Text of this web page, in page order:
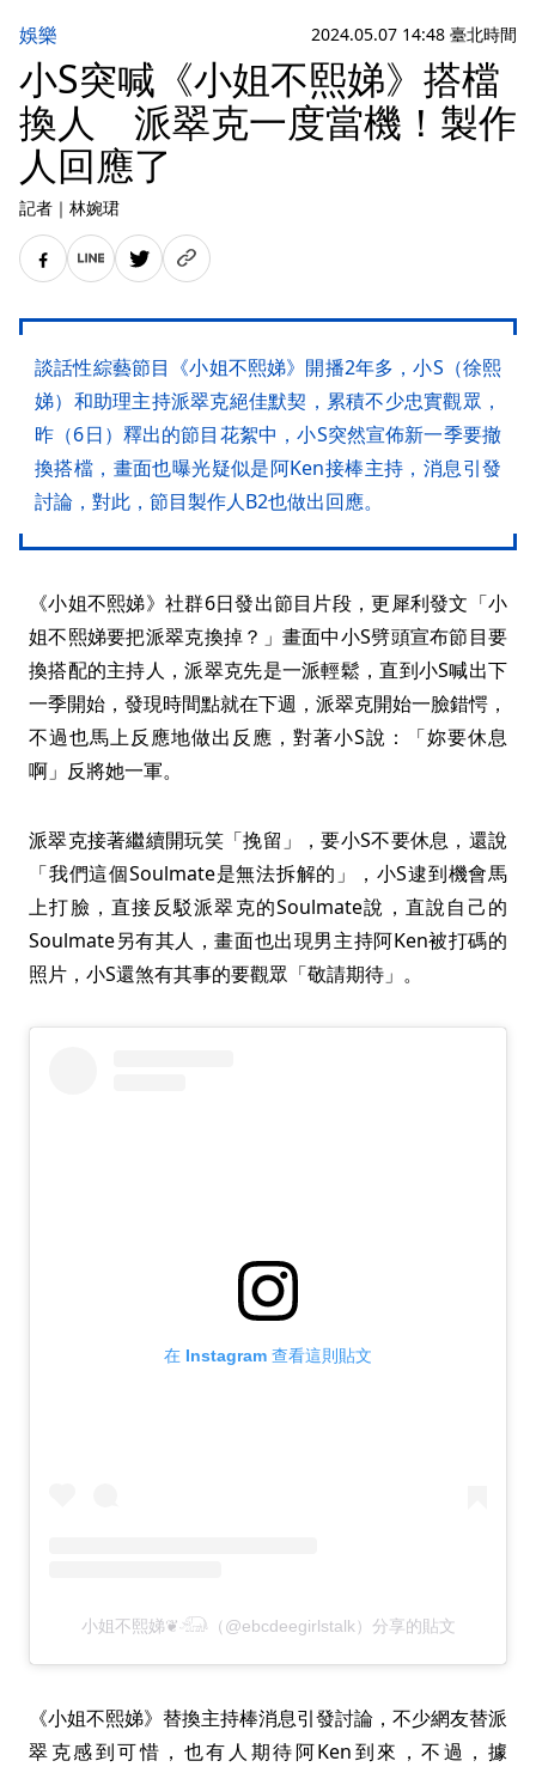
娛樂 2024.05.07 14:48 臺北時間
小S突喊《小姐不熙娣》搭檔
換人 派翠克一度當機！製作
人回應了
記者 ｜ 林婉珺
談話性綜藝節目《小姐不熙娣》開播2年多，小S（徐熙
娣）和助理主持派翠克絕佳默契，累積不少忠實觀眾，
昨（6日）釋出的節目花絮中，小S突然宣佈新一季要撤
換搭檔，畫面也曝光疑似是阿Ken接棒主持，消息引發
討論，對此，節目製作人B2也做出回應。
《小姐不熙娣》社群6日發出節目片段，更犀利發文「小
姐不熙娣要把派翠克換掉？」畫面中小S劈頭宣布節目要
換搭配的主持人，派翠克先是一派輕鬆，直到小S喊出下
一季開始，發現時間點就在下週，派翠克開始一臉錯愕，
不過也馬上反應地做出反應，對著小S說：「妳要休息
啊」反將她一軍。
派翠克接著繼續開玩笑「挽留」，要小S不要休息，還說
「我們這個Soulmate是無法拆解的」，小S逮到機會馬
上打臉，直接反駁派翠克的Soulmate說，直說自己的
Soulmate另有其人，畫面也出現男主持阿Ken被打碼的
照片，小S還煞有其事的要觀眾「敬請期待」。
在 Instagram 查看這則貼文
小姐不熙娣❦𓃰（@ebcdeegirlstalk）分享的貼文
《小姐不熙娣》替換主持棒消息引發討論，不少網友替派
翠克感到可惜，也有人期待阿Ken到來，不過，據